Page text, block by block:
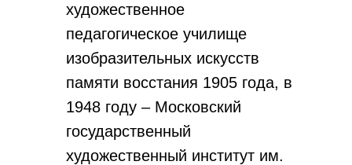
художественное
педагогическое училище
изобразительных искусств
памяти восстания 1905 года, в
1948 году – Московский
государственный
художественный институт им.